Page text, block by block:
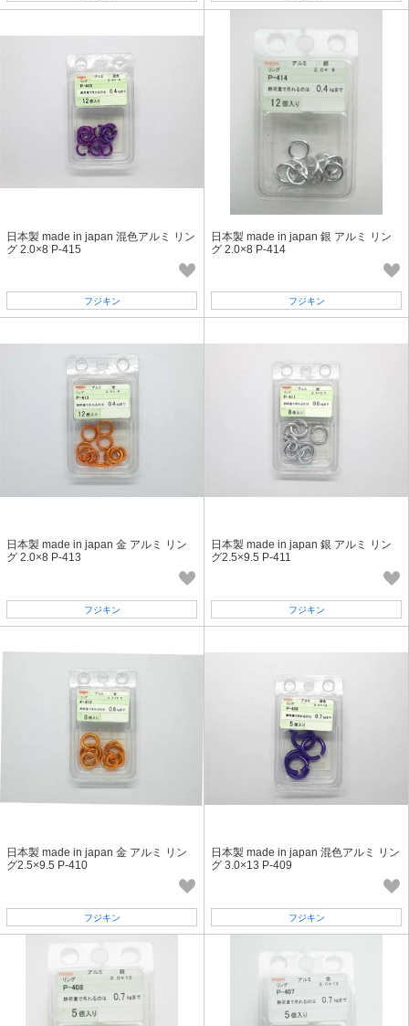
日本製 made in japan 混色アルミ リン
グ 2.0×8 P-415
フジキン
日本製 made in japan 銀 アルミ リン
グ 2.0×8 P-414
フジキン
日本製 made in japan 金 アルミ リン
グ 2.0×8 P-413
フジキン
日本製 made in japan 銀 アルミ リン
グ2.5×9.5 P-411
フジキン
日本製 made in japan 金 アルミ リン
グ2.5×9.5 P-410
フジキン
日本製 made in japan 混色アルミ リン
グ 3.0×13 P-409
フジキン